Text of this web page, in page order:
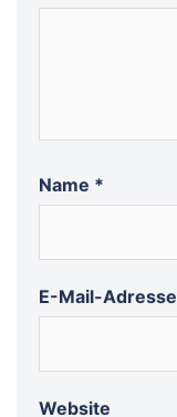
Name *
E-Mail-Adresse
Website